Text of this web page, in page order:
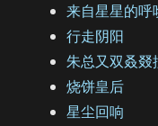
来自星星的呼
行走阴阳
朱总又双叒叕
烧饼皇后
星尘回响